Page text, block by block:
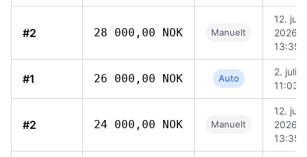
#2 28 000,00 NOK Manuelt
12. juli
2026,
13:35
#1 26 000,00 NOK Auto
2. juli
11:03
#2 24 000,00 NOK Manuelt
12. juli
2026,
13:35